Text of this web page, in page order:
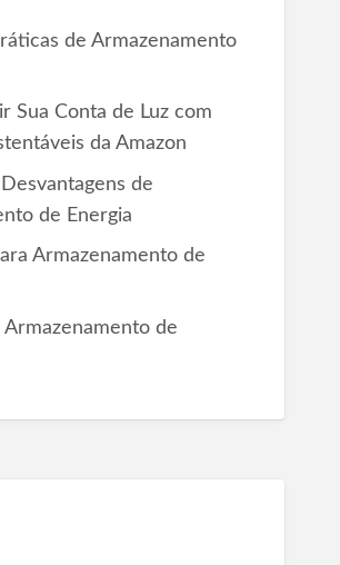
de Armazenamento
Sua Conta de Luz com
da Amazon
de
de Energia
Armazenamento de
Armazenamento de